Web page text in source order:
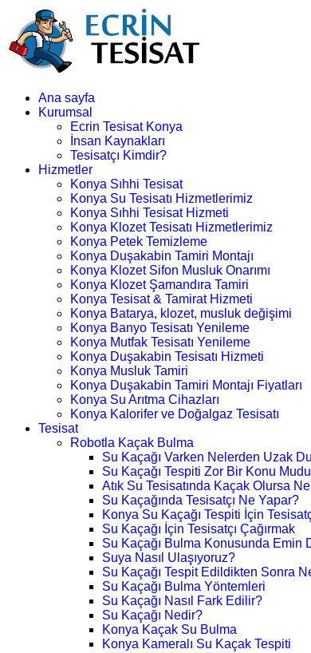
Ana sayfa
Kurumsal
Ecrin Tesisat Konya
İnsan Kaynakları
Tesisatçı Kimdir?
Hizmetler
Konya Sıhhi Tesisat
Konya Su Tesisatı Hizmetlerimiz
Konya Sıhhi Tesisat Hizmeti
Konya Klozet Tesisatı Hizmetlerimiz
Konya Petek Temizleme
Konya Duşakabin Tamiri Montajı
Konya Klozet Sifon Musluk Onarımı
Konya Klozet Şamandıra Tamiri
Konya Tesisat & Tamirat Hizmeti
Konya Batarya, klozet, musluk değişimi
Konya Banyo Tesisatı Yenileme
Konya Mutfak Tesisatı Yenileme
Konya Duşakabin Tesisatı Hizmeti
Konya Musluk Tamiri
Konya Duşakabin Tamiri Montajı Fiyatları
Konya Su Arıtma Cihazları
Konya Kalorifer ve Doğalgaz Tesisatı
Tesisat
Robotla Kaçak Bulma
Su Kaçağı Varken Nelerden Uzak
Su Kaçağı Tespiti Zor Bir Konu
Atık Su Tesisatında Kaçak Olursa Ne
Su Kaçağında Tesisatçı Ne Yapar?
Konya Su Kaçağı Tespiti İçin
Su Kaçağı İçin Tesisatçı Çağırmak
Su Kaçağı Bulma Konusunda Emin
Suya Nasıl Ulaşıyoruz?
Su Kaçağı Tespit Edildikten Sonra
Su Kaçağı Bulma Yöntemleri
Su Kaçağı Nasıl Fark Edilir?
Su Kaçağı Nedir?
Konya Kaçak Su Bulma
Konya Kameralı Su Kaçak Tespiti